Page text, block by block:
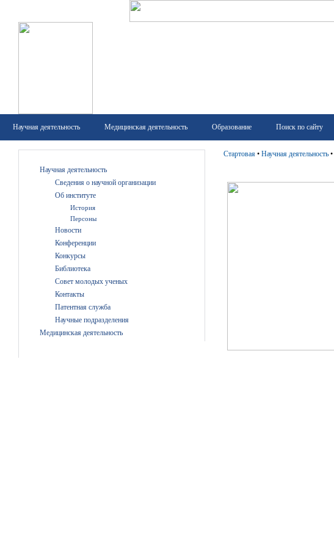
Научная деятельность Медицинская деятельность Образование Поиск по сайту
Научная деятельность
Сведения о научной организации
Об институте
История
Персоны
Новости
Конференции
Конкурсы
Библиотека
Совет молодых ученых
Контакты
Патентная служба
Научные подразделения
Медицинская деятельность
Стартовая • Научная деятельность •